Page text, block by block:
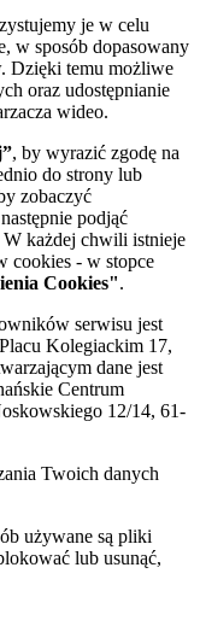
je w celu
w sposób dopasowany
Dzięki temu możliwe
oraz udostępnianie
wideo.
, by wyrazić zgodę na
do strony lub
zobaczyć
podjąć
W każdej chwili istnieje
cookies - w stopce
Cookies".
serwisu jest
Kolegiackim 17,
dane jest
Centrum
12/14, 61-
Twoich danych
używane są pliki
lub usunąć,